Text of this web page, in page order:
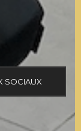
SOCIAUX